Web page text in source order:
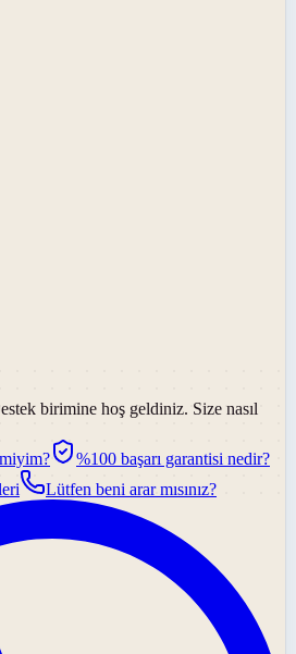
birimine hoş geldiniz. Size nasıl
%100 başarı garantisi nedir?
Lütfen beni arar mısınız?